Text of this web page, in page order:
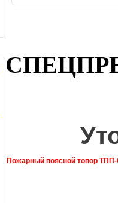
Пожарный поясной топор